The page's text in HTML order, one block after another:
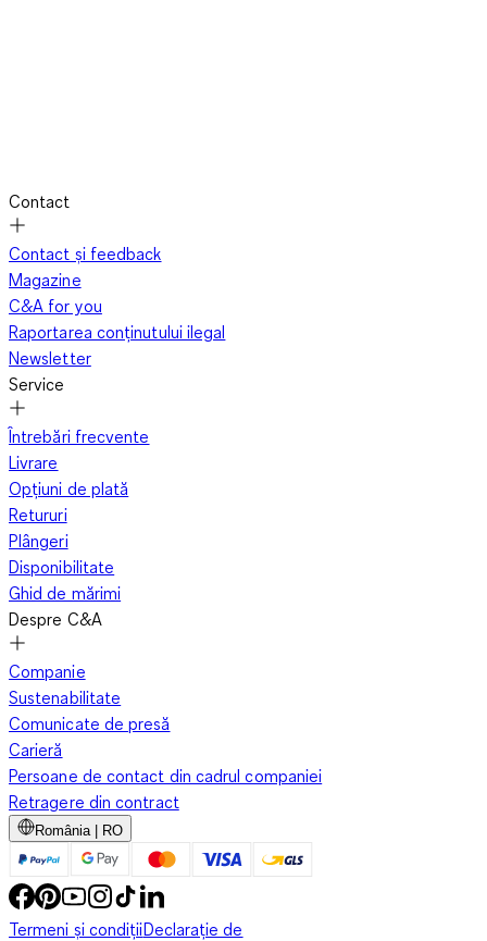
Contact
Contact și feedback
Magazine
C&A for you
Raportarea conținutului ilegal
Newsletter
Service
Întrebări frecvente
Livrare
Opțiuni de plată
Retururi
Plângeri
Disponibilitate
Ghid de mărimi
Despre C&A
Companie
Sustenabilitate
Comunicate de presă
Carieră
Persoane de contact din cadrul companiei
Retragere din contract
România | RO
Termeni și condițiiDeclarație de